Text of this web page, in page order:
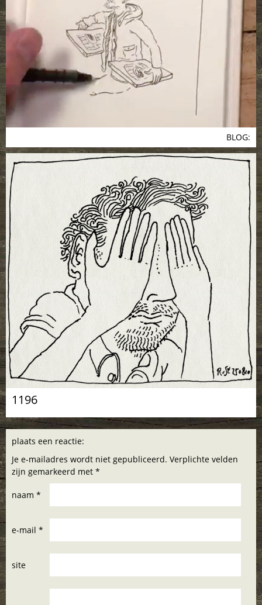
BLOG:
1196
plaats een reactie:
Je e-mailadres wordt niet gepubliceerd. Verplichte velden
zijn gemarkeerd met *
naam *
e-mail *
site